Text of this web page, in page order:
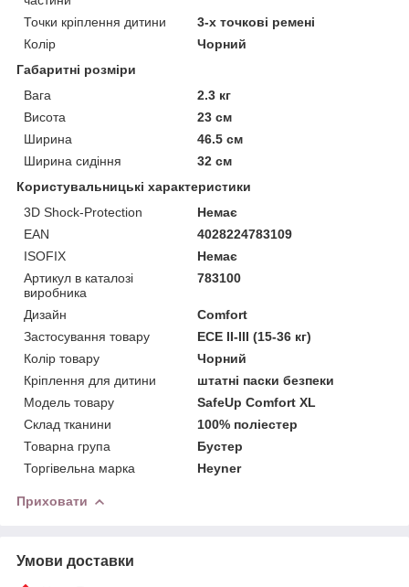
Точки кріплення дитини
3-х точкові ремені
Колір
Чорний
Габаритні розміри
Вага
2.3 кг
Висота
23 см
Ширина
46.5 см
Ширина сидіння
32 см
Користувальницькі характеристики
3D Shock-Protection
Немає
EAN
4028224783109
ISOFIX
Немає
Артикул в каталозі
виробника
783100
Дизайн
Comfort
Застосування товару
ECE II-III (15-36 кг)
Колір товару
Чорний
Кріплення для дитини
штатні паски безпеки
Модель товару
SafeUp Comfort XL
Склад тканини
100% поліестер
Товарна група
Бустер
Торгівельна марка
Heyner
Приховати
Умови доставки